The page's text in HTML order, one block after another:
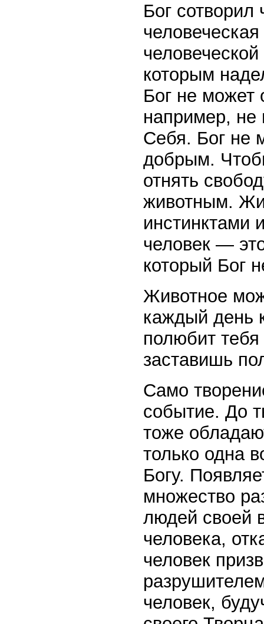
Бог
которым
Бог не может
например, не
Себя. Бог не
добрым.
отнять
животным.
инстинктами
человек —
который Бог
Животное
каждый день
полюбит тебя
заставишь
Само
событие. До
тоже
только одна
Богу.
множество
людей своей
человека,
человек
человек,